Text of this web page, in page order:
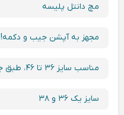
مچ دانتل پلیسه
مجهز به آپشن جیب و‌ دکمه!
مناسب سایز ۳۶ تا ۴۶، طبق جدول سایز انتخاب کنید
سایز یک ۳۶ و ۳۸